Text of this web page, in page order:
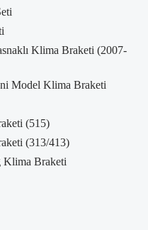
Klima Braketi (2007-
Model Klima Braketi
(515)
(313/413)
Klima Braketi